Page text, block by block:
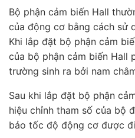
Bộ phận cảm biến Hall
của động cơ bằng cách sử
Khi lắp đặt bộ phận cảm
của bộ phận cảm biến Hall
trường sinh ra bởi nam
Sau khi lắp đặt bộ phận
hiệu chỉnh tham số của bộ
bảo tốc độ động cơ được